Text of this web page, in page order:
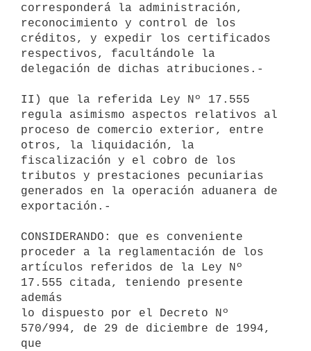
corresponderá la administración,
reconocimiento y control de los
créditos, y expedir los certificados
respectivos, facultándole la
delegación de dichas atribuciones.-
II) que la referida Ley Nº 17.555
regula asimismo aspectos relativos al
proceso de comercio exterior, entre
otros, la liquidación, la
fiscalización y el cobro de los
tributos y prestaciones pecuniarias
generados en la operación aduanera de
exportación.-
CONSIDERANDO: que es conveniente
proceder a la reglamentación de los
artículos referidos de la Ley Nº
17.555 citada, teniendo presente
además
lo dispuesto por el Decreto Nº
570/994, de 29 de diciembre de 1994,
que